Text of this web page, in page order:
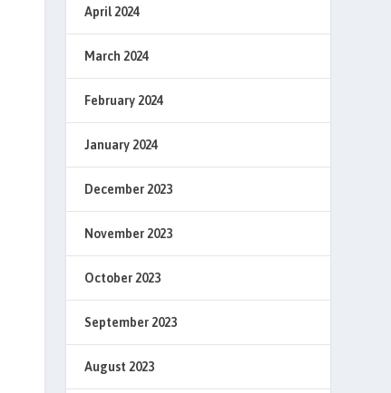
April 2024
March 2024
February 2024
January 2024
December 2023
November 2023
October 2023
September 2023
August 2023